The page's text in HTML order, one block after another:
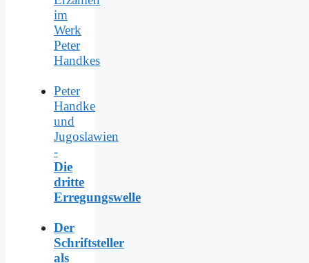
im
Werk
Peter
Handkes
Peter
Handke
und
Jugoslawien
-
Die
dritte
Erregungswelle
Der
Schriftsteller
als